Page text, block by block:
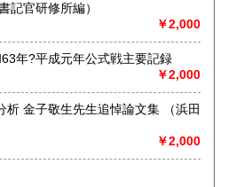
（裁判所書記官研修所編）
￥2,000
年?平成元年公式戦主要記録
￥2,000
子敬生先生追悼論文集 （浜田
￥2,000